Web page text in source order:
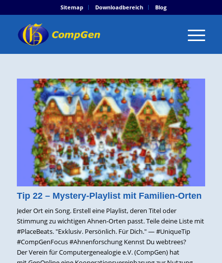
Sitemap Downloadbereich Blog
Tip 22 – Mystery-Playlist mit Familien-Orten
Jeder Ort ein Song. Erstell eine Playlist, deren Titel oder
Stimmung zu wichtigen Ahnen-Orten passt. Teile deine Liste mit
#PlaceBeats. "Exklusiv. Persönlich. Für Dich." — #UniqueTip
#CompGenFocus #Ahnenforschung Kennst Du webtrees?
Der Verein für Computergenealogie e.V. (CompGen) hat